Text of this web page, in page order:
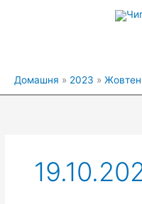
Домашня 2023